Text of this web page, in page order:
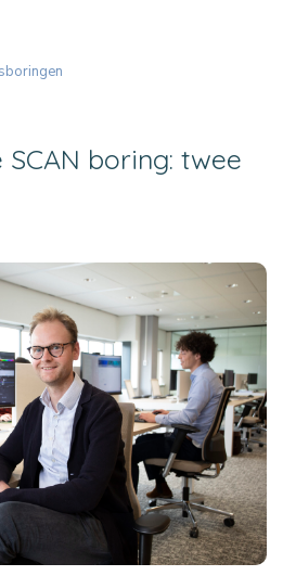
boring: twee